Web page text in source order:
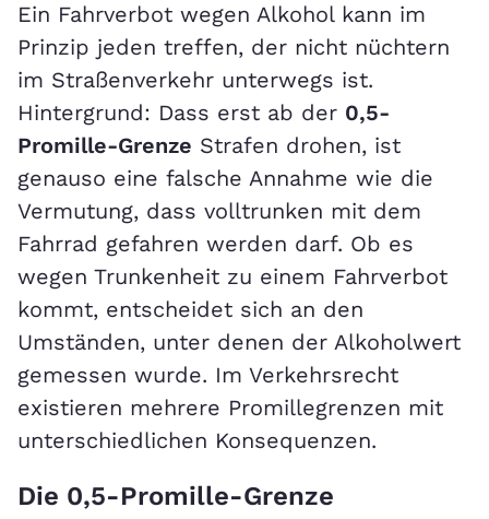
Ein Fahrverbot wegen Alkohol kann im
Prinzip jeden treffen, der nicht nüchtern
im Straßenverkehr unterwegs ist.
Hintergrund: Dass erst ab der 0,5-
Promille-Grenze Strafen drohen, ist
genauso eine falsche Annahme wie die
Vermutung, dass volltrunken mit dem
Fahrrad gefahren werden darf. Ob es
wegen Trunkenheit zu einem Fahrverbot
kommt, entscheidet sich an den
Umständen, unter denen der Alkoholwert
gemessen wurde. Im Verkehrsrecht
existieren mehrere Promillegrenzen mit
unterschiedlichen Konsequenzen.
Die 0,5-Promille-Grenze